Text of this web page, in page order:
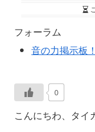
フォーラム
音の力掲示板！
0
こんにちわ、タイ